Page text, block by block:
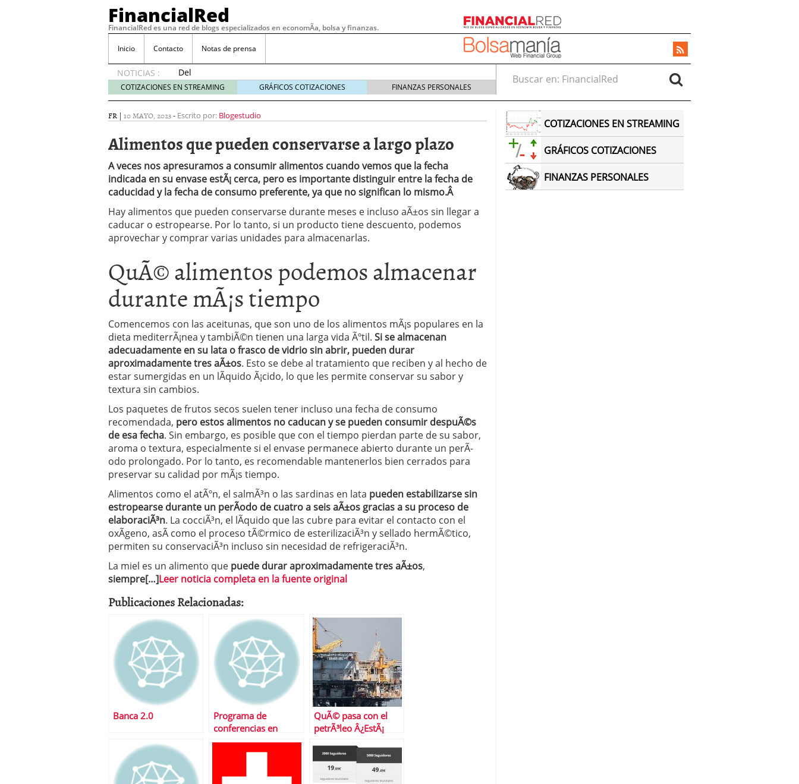
FinancialRed
FinancialRed es una red de blogs especializados en economÃ­a, bolsa y finanzas.
Inicio Contacto Notas de prensa
NOTICIAS :
Del
depósito
a la
cómo
cambiando
gestión
del
ahorro
España
05/08/2026
Seguros de convenio en pymes: la obligación que muchas empresas
ReseÃ±a de SIFX: Lo Que Deben Saber los Traders Mexicanos Antes de
Operar 29/06/2026
Crear empresa online vs proceso tradicional: ventajas reales para pymes
29/05/2026
CÃ³mo afrontar una baja mÃ©dica cuando trabajas por cuenta propia
26/05/2026
COTIZACIONES EN STREAMING GRÁFICOS COTIZACIONES FINANZAS PERSONALES
Buscar en:
FR | 10 MAYO, 2023- Escrito por: Blogestudio
Alimentos que pueden conservarse a largo plazo
A veces nos apresuramos a consumir alimentos cuando vemos que la fecha
indicada en su envase estÃ¡ cerca, pero es importante distinguir entre la fecha de
caducidad y la fecha de consumo preferente, ya que no significan lo mismo.Â
Hay alimentos que pueden conservarse durante meses e incluso aÃ±os sin llegar a
caducar o estropearse. Por lo tanto, si un producto tiene descuento, podemos
aprovechar y comprar varias unidades para almacenarlas.
QuÃ© alimentos podemos almacenar
durante mÃ¡s tiempo
Comencemos con las aceitunas, que son uno de los alimentos mÃ¡s populares en la
dieta mediterrÃ¡nea y tambiÃ©n tienen una larga vida Ãºtil. Si se almacenan
adecuadamente en su lata o frasco de vidrio sin abrir, pueden durar
aproximadamente tres aÃ±os. Esto se debe al tratamiento que reciben y al hecho de
estar sumergidas en un lÃ­quido Ã¡cido, lo que les permite conservar su sabor y
textura sin cambios.
Los paquetes de frutos secos suelen tener incluso una fecha de consumo
recomendada, pero estos alimentos no caducan y se pueden consumir despuÃ©s
de esa fecha. Sin embargo, es posible que con el tiempo pierdan parte de su sabor,
aroma o textura, especialmente si el envase permanece abierto durante un perÃ­
odo prolongado. Por lo tanto, es recomendable mantenerlos bien cerrados para
preservar su calidad por mÃ¡s tiempo.
Alimentos como el atÃºn, el salmÃ³n o las sardinas en lata pueden estabilizarse sin
estropearse durante un perÃ­odo de cuatro a seis aÃ±os gracias a su proceso de
elaboraciÃ³n. La cocciÃ³n, el lÃ­quido que las cubre para evitar el contacto con el
oxÃ­geno, asÃ­ como el proceso tÃ©rmico de esterilizaciÃ³n y sellado hermÃ©tico,
permiten su conservaciÃ³n incluso sin necesidad de refrigeraciÃ³n.
La miel es un alimento que puede durar aproximadamente tres aÃ±os,
siempre[…]Leer noticia completa en la fuente original
Publicaciones Relacionadas:
Banca 2.0
Programa de
conferencias en
Bolsalia 2009
QuÃ© pasa con el
petrÃ³leo Â¿EstÃ¡
COTIZACIONES EN STREAMING
GRÁFICOS COTIZACIONES
FINANZAS PERSONALES